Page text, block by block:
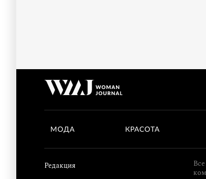
МОДА КРАСОТА
Редакция